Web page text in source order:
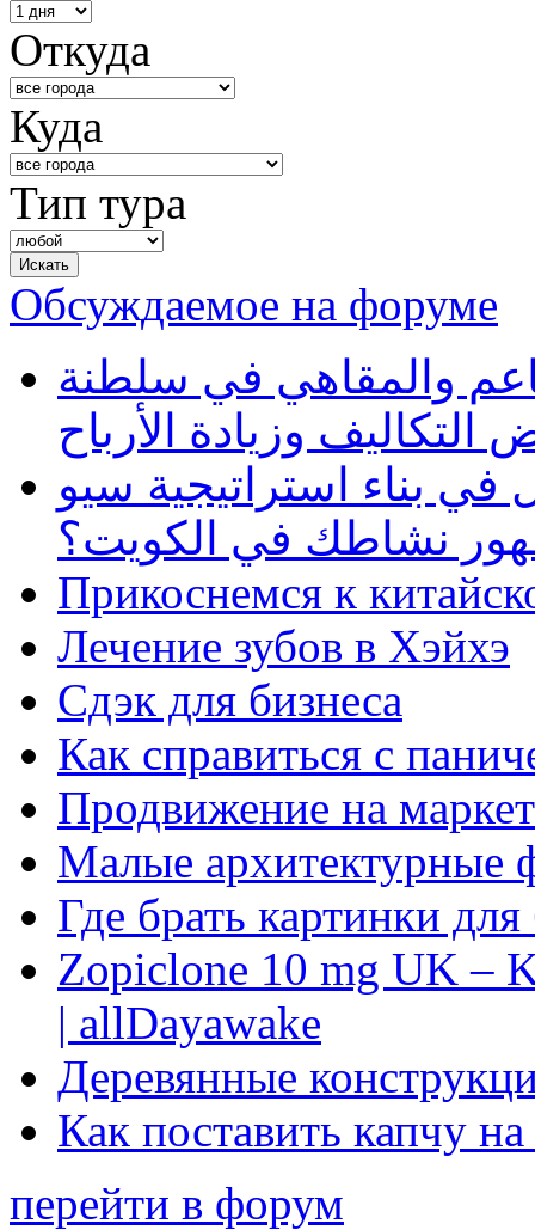
Откуда
Куда
Тип тура
Обсуждаемое на форуме
والمقاهي في سلطنة
وزيادة الأرباح
بناء استراتيجية سيو
نشاطك في الكويت؟
Прикоснемся к
Лечение зубов в Хэйхэ
Сдэк для бизнеса
Как справиться с
Продвижение на
Малые архитектурные
Где брать картинки
Zopiclone 10 mg UK –
| allDayawake
Деревянные
Как поставить капчу
перейти в форум